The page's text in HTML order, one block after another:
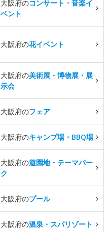
大阪府のコンサート・音楽イ
ベント
大阪府の花イベント
大阪府の美術展・博物展・展
示会
大阪府のフェア
大阪府のキャンプ場・BBQ場
大阪府の遊園地・テーマパー
ク
大阪府のプール
大阪府の温泉・スパリゾート